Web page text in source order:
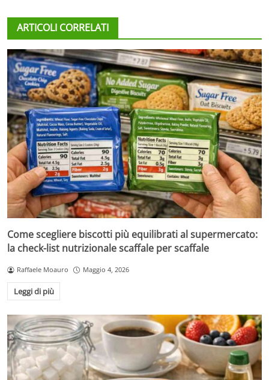
ARTICOLI CORRELATI
Come scegliere biscotti più equilibrati al supermercato:
la check-list nutrizionale scaffale per scaffale
Raffaele Moauro Maggio 4, 2026
Leggi di più